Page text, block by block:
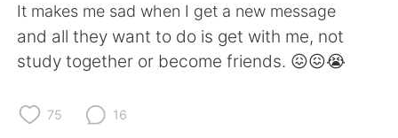
简体中文 繁體中文
Español
It makes me sad when I get a new message
and all they want to do is get with me, not
study together or become friends. 😖😖😭
75 16